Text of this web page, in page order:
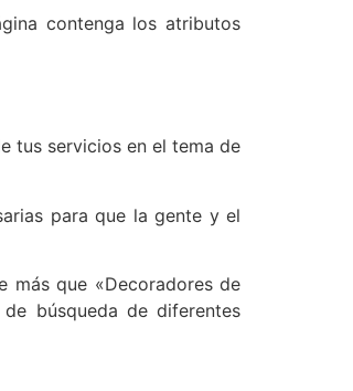
contenga los atributos
tus servicios en el tema de
para que la gente y el
más que «Decoradores de
búsqueda de diferentes